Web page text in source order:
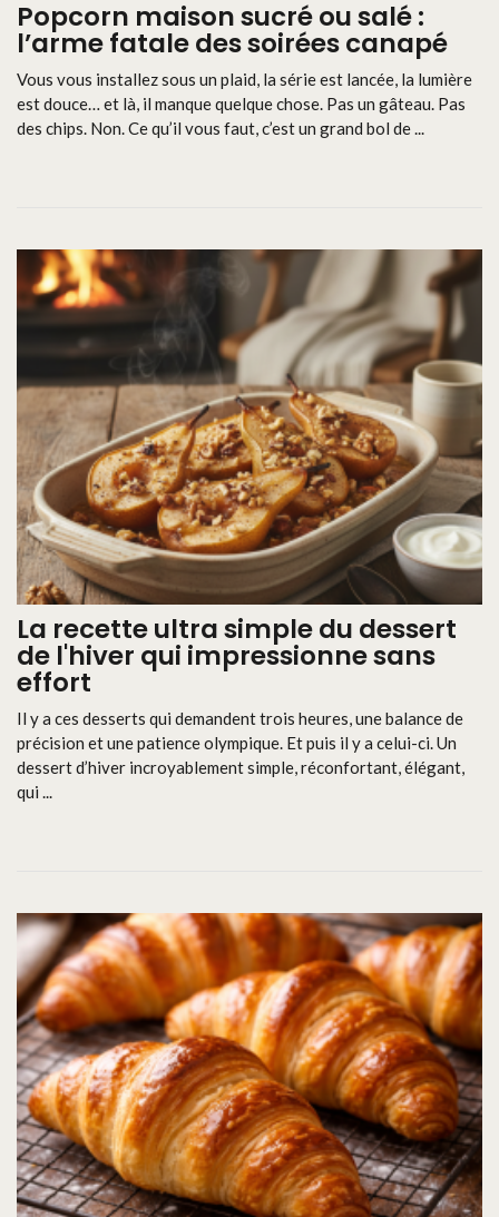
Popcorn maison sucré ou salé :
l’arme fatale des soirées canapé
Vous vous installez sous un plaid, la série est lancée, la lumière
est douce… et là, il manque quelque chose. Pas un gâteau. Pas
des chips. Non. Ce qu’il vous faut, c’est un grand bol de ...
La recette ultra simple du dessert
de l'hiver qui impressionne sans
effort
Il y a ces desserts qui demandent trois heures, une balance de
précision et une patience olympique. Et puis il y a celui-ci. Un
dessert d’hiver incroyablement simple, réconfortant, élégant,
qui ...